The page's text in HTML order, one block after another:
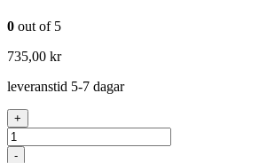
0 out of 5
735,00 kr
leveranstid 5-7 dagar
+
Antal
-